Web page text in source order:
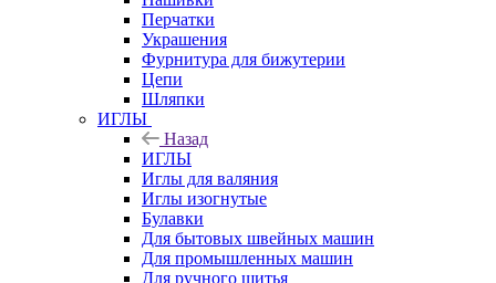
Перчатки
Украшения
Фурнитура для бижутерии
Цепи
Шляпки
ИГЛЫ
Назад
ИГЛЫ
Иглы для валяния
Иглы изогнутые
Булавки
Для бытовых швейных машин
Для промышленных машин
Для ручного шитья